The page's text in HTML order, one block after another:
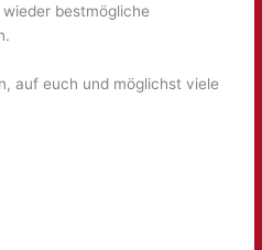
bestmögliche
auf euch und möglichst viele